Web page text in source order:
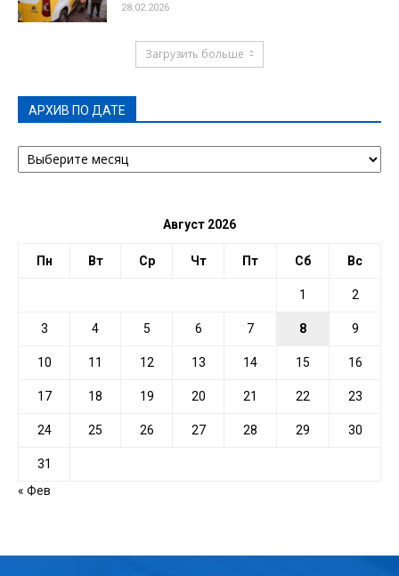
28.02.2026
Загрузить больше
АРХИВ ПО ДАТЕ
АРХИВ
ПО
Август 2026
Пн Вт Ср Чт Пт Сб Вс
1 2
3 4 5 6 7 8 9
10 11 12 13 14 15 16
17 18 19 20 21 22 23
24 25 26 27 28 29 30
31
« Фев